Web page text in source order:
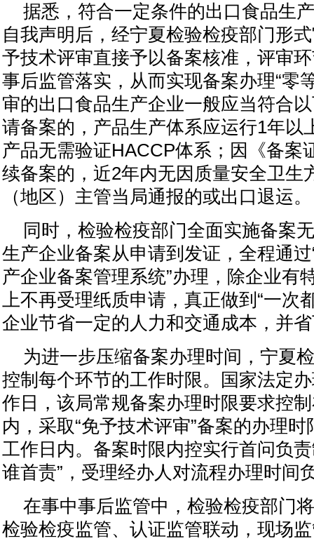
据悉，符合一定条件的出口食品生
自我声明后，经宁夏检验检疫部门形
予技术评审直接予以备案核准，评审
事后监管落实，从而实现备案办理“零
审的出口食品生产企业一般应当符合
请备案的，产品生产体系应运行1年以
产品无需验证HACCP体系；因《备案
续备案的，近2年内无因质量安全卫生
（地区）主管当局通报的或出口退运。
同时，检验检疫部门全面实施备案
生产企业备案从申请到发证，全程通
产企业备案管理系统”办理，除企业有
上不再受理纸质申请，真正做到“一次
企业节省一定的人力和交通成本，并
为进一步压缩备案办理时间，宁夏
控制每个环节的工作时限。国家法定
作日，该局常规备案办理时限要求控
内，采取“免予技术评审”备案的办理
工作日内。备案时限内控实行首问负
谁首责”，受理经办人对流程办理时间
在事中事后监管中，检验检疫部门
检验检疫监管、认证监管联动，现场